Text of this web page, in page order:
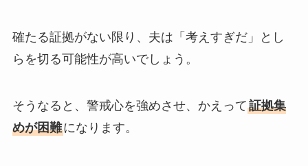
確たる証拠がない限り、夫は「考えすぎだ」とし
らを切る可能性が高いでしょう。
そうなると、警戒心を強めさせ、かえって証拠集
めが困難になります。